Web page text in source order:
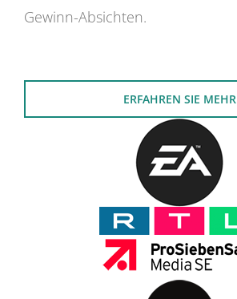
Gewinn-Absichten.
ERFAHREN SIE MEHR